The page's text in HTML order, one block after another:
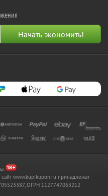
www.kupikupon.ru принадлежат
ОГРН 1127747063212